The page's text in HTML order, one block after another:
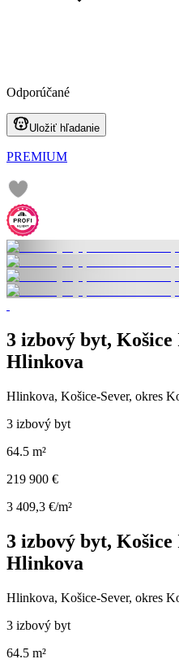
Odporúčané
Uložiť hľadanie
PREMIUM
3 izbový byt, Košice
Hlinkova
Hlinkova, Košice-Sever, okres
3 izbový byt
64.5 m²
219 900 €
3 409,3 €/m²
3 izbový byt, Košice
Hlinkova
Hlinkova, Košice-Sever, okres
3 izbový byt
64.5 m²